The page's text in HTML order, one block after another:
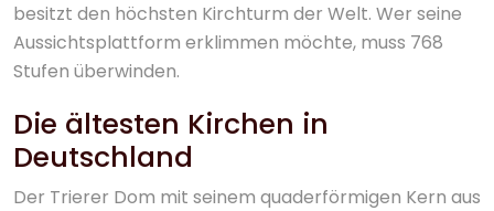
besitzt den höchsten Kirchturm der Welt. Wer seine
Aussichtsplattform erklimmen möchte, muss 768
Stufen überwinden.
Die ältesten Kirchen in
Deutschland
Der Trierer Dom mit seinem quaderförmigen Kern aus